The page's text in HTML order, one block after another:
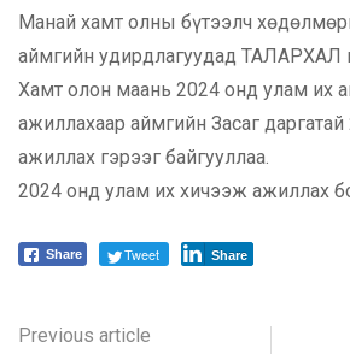
Манай хамт олны бүтээлч
аймгийн удирдлагуудад ТАЛАРХАЛ
Хамт олон маань 2024 онд улам их
ажиллахаар аймгийн Засаг
ажиллах гэрээг байгууллаа.
2024 онд улам их хичээж ажиллах
Share Tweet Share
Previous article